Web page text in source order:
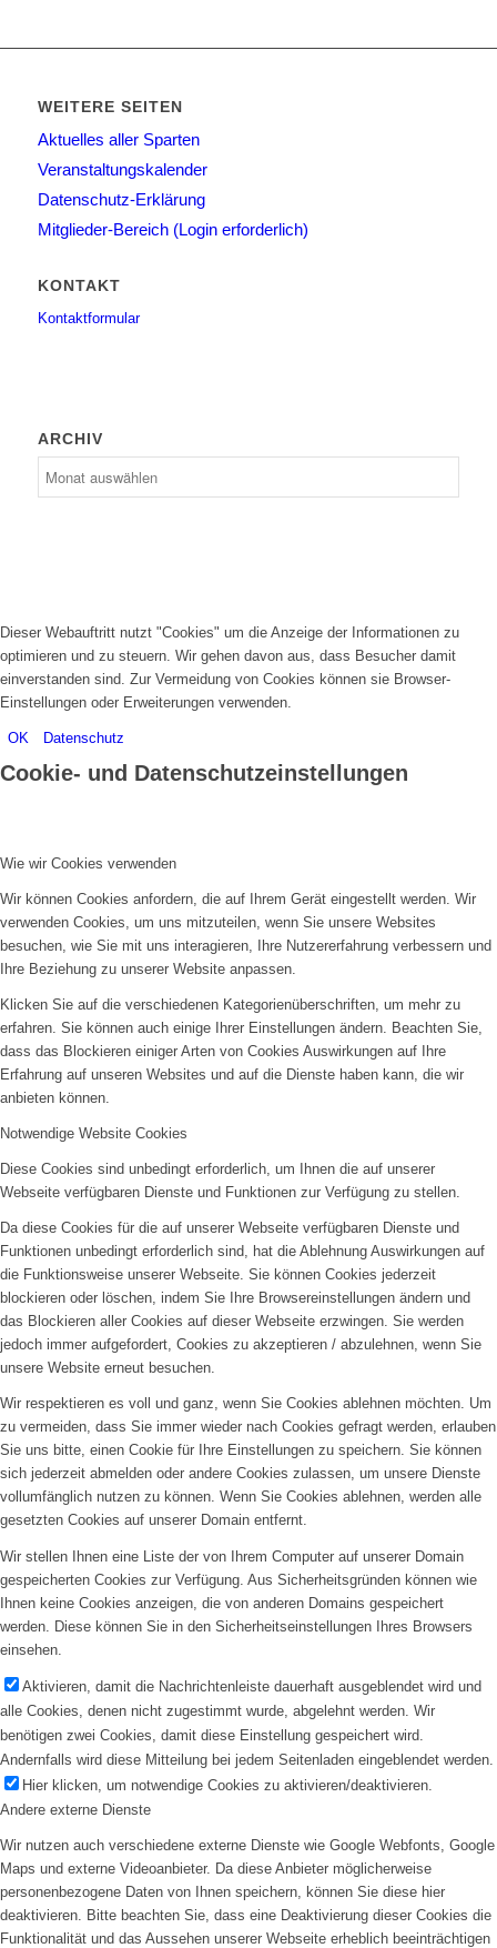
WEITERE SEITEN
Aktuelles aller Sparten
Veranstaltungskalender
Datenschutz-Erklärung
Mitglieder-Bereich (Login erforderlich)
KONTAKT
Kontaktformular
ARCHIV
Dieser Webauftritt nutzt "Cookies" um die Anzeige der Informationen zu
optimieren und zu steuern. Wir gehen davon aus, dass Besucher damit
einverstanden sind. Zur Vermeidung von Cookies können sie Browser-
Einstellungen oder Erweiterungen verwenden.
OK Datenschutz
Cookie- und Datenschutzeinstellungen
Wie wir Cookies verwenden
Wir können Cookies anfordern, die auf Ihrem Gerät eingestellt werden. Wir
verwenden Cookies, um uns mitzuteilen, wenn Sie unsere Websites
besuchen, wie Sie mit uns interagieren, Ihre Nutzererfahrung verbessern und
Ihre Beziehung zu unserer Website anpassen.
Klicken Sie auf die verschiedenen Kategorienüberschriften, um mehr zu
erfahren. Sie können auch einige Ihrer Einstellungen ändern. Beachten Sie,
dass das Blockieren einiger Arten von Cookies Auswirkungen auf Ihre
Erfahrung auf unseren Websites und auf die Dienste haben kann, die wir
anbieten können.
Notwendige Website Cookies
Diese Cookies sind unbedingt erforderlich, um Ihnen die auf unserer
Webseite verfügbaren Dienste und Funktionen zur Verfügung zu stellen.
Da diese Cookies für die auf unserer Webseite verfügbaren Dienste und
Funktionen unbedingt erforderlich sind, hat die Ablehnung Auswirkungen auf
die Funktionsweise unserer Webseite. Sie können Cookies jederzeit
blockieren oder löschen, indem Sie Ihre Browsereinstellungen ändern und
das Blockieren aller Cookies auf dieser Webseite erzwingen. Sie werden
jedoch immer aufgefordert, Cookies zu akzeptieren / abzulehnen, wenn Sie
unsere Website erneut besuchen.
Wir respektieren es voll und ganz, wenn Sie Cookies ablehnen möchten. Um
zu vermeiden, dass Sie immer wieder nach Cookies gefragt werden, erlauben
Sie uns bitte, einen Cookie für Ihre Einstellungen zu speichern. Sie können
sich jederzeit abmelden oder andere Cookies zulassen, um unsere Dienste
vollumfänglich nutzen zu können. Wenn Sie Cookies ablehnen, werden alle
gesetzten Cookies auf unserer Domain entfernt.
Wir stellen Ihnen eine Liste der von Ihrem Computer auf unserer Domain
gespeicherten Cookies zur Verfügung. Aus Sicherheitsgründen können wie
Ihnen keine Cookies anzeigen, die von anderen Domains gespeichert
werden. Diese können Sie in den Sicherheitseinstellungen Ihres Browsers
einsehen.
Aktivieren, damit die Nachrichtenleiste dauerhaft ausgeblendet wird und
alle Cookies, denen nicht zugestimmt wurde, abgelehnt werden. Wir
benötigen zwei Cookies, damit diese Einstellung gespeichert wird.
Andernfalls wird diese Mitteilung bei jedem Seitenladen eingeblendet werden.
Hier klicken, um notwendige Cookies zu aktivieren/deaktivieren.
Andere externe Dienste
Wir nutzen auch verschiedene externe Dienste wie Google Webfonts, Google
Maps und externe Videoanbieter. Da diese Anbieter möglicherweise
personenbezogene Daten von Ihnen speichern, können Sie diese hier
deaktivieren. Bitte beachten Sie, dass eine Deaktivierung dieser Cookies die
Funktionalität und das Aussehen unserer Webseite erheblich beeinträchtigen